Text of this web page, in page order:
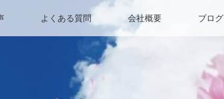
よくある質問 会社概要 ブログ